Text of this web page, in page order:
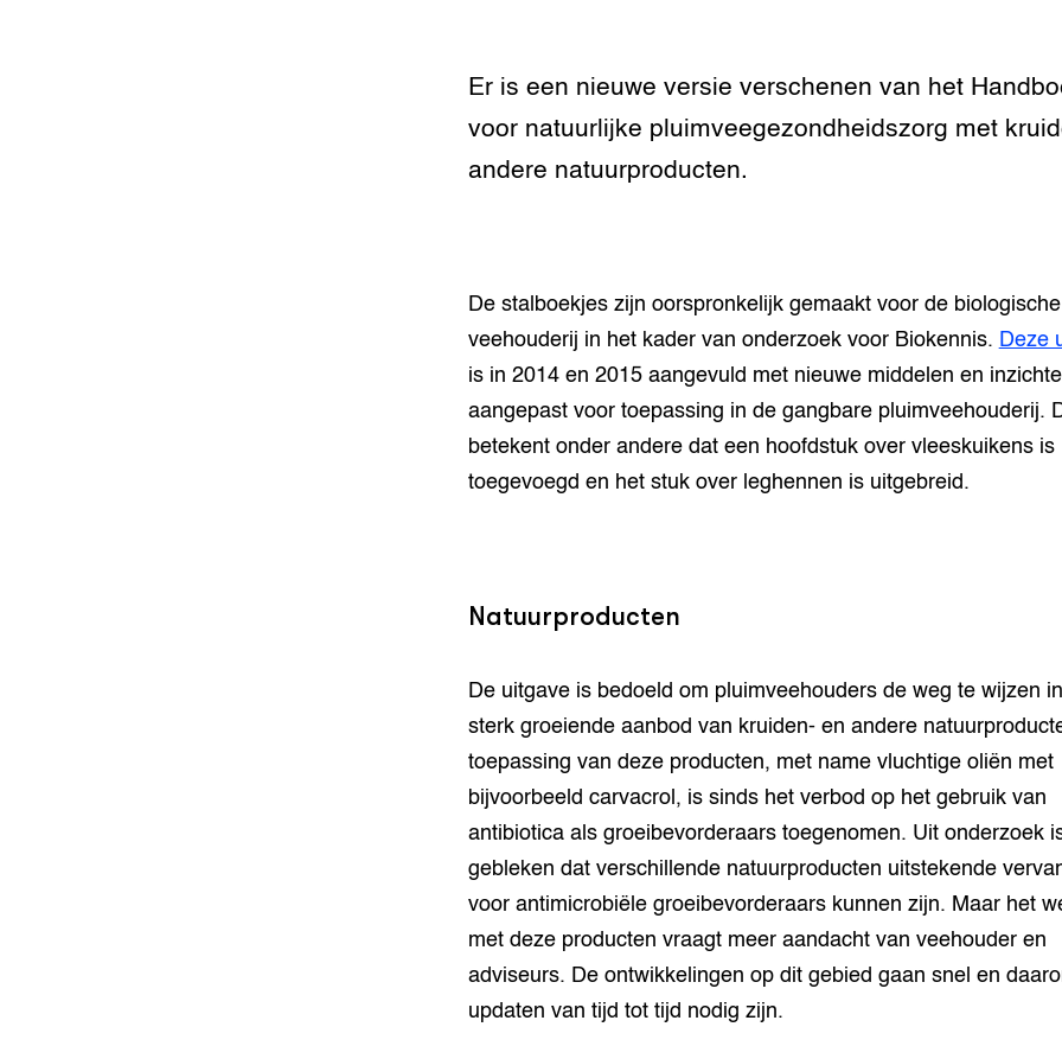
dier centraal
Smart Livestock
Management
Transparantie in de
veehouderij
Welzijn melkvee
Hokverrijking voor varkens
Er is een nieuwe versie verschenen van het
voor natuurlijke pluimveegezondheidszorg met
andere natuurproducten.
De stalboekjes zijn oorspronkelijk gemaakt voor de biologische
veehouderij in het kader van onderzoek voor Biokennis. Deze
is in 2014 en 2015 aangevuld met nieuwe middelen en
aangepast voor toepassing in de gangbare pluimveehouderij.
betekent onder andere dat een hoofdstuk over vleeskuikens is
toegevoegd en het stuk over leghennen is uitgebreid.
Natuurproducten
De uitgave is bedoeld om pluimveehouders de weg te wijzen
sterk groeiende aanbod van kruiden- en andere
toepassing van deze producten, met name vluchtige oliën met
bijvoorbeeld carvacrol, is sinds het verbod op het gebruik van
antibiotica als groeibevorderaars toegenomen. Uit onderzoek
gebleken dat verschillende natuurproducten uitstekende
voor antimicrobiële groeibevorderaars kunnen zijn. Maar het
met deze producten vraagt meer aandacht van veehouder en
adviseurs. De ontwikkelingen op dit gebied gaan snel en
updaten van tijd tot tijd nodig zijn.